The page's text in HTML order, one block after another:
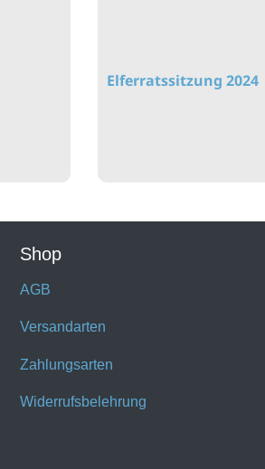
Elferratssitzung 2024
Shop
AGB
Versandarten
Zahlungsarten
Widerrufsbelehrung